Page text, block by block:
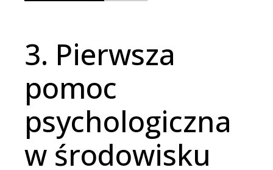
3. Pierwsza
pomoc
psychologiczna
w środowisku